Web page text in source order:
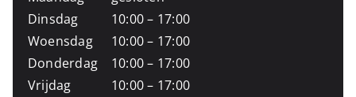
Dinsdag
Woensdag
Donderdag
Vrijdag
10:00 – 17:00
10:00 – 17:00
10:00 – 17:00
10:00 – 17:00